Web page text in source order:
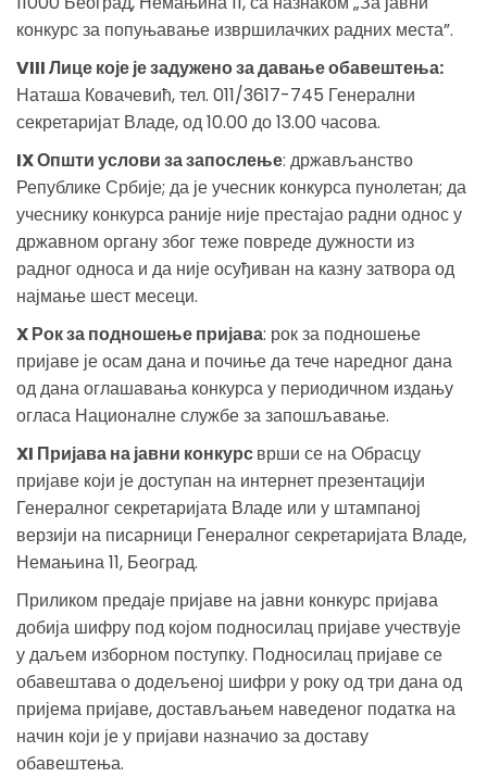
конкурс за попуњавање извршилачких радних места”.
VIII Лице које је задужено за давање обавештења:
Наташа Ковачевић, тел. 011/3617-745 Генерални
секретаријат Владе, од 10.00 до 13.00 часова.
IX Општи услови за запослење: држављанство
Републике Србије; да је учесник конкурса пунолетан; да
учеснику конкурса раније није престајао радни однос у
државном органу због теже повреде дужности из
радног односа и да није осуђиван на казну затвора од
најмање шест месеци.
X Рок за подношење пријава: рок за подношење
пријаве је осам дана и почиње да тече наредног дана
од дана оглашавања конкурса у периодичном издању
огласа Националне службе за запошљавање.
XI Пријава на јавни конкурсврши се на Обрасцу
пријаве који је доступан на интернет презентацији
Генералног секретаријата Владе или у штампаној
верзији на писарници Генералног секретаријата Владе,
Немањина 11, Београд.
Приликом предаје пријаве на јавни конкурс пријава
добија шифру под којом подносилац пријаве учествује
у даљем изборном поступку. Подносилац пријаве се
обавештава о додељеној шифри у року од три дана од
пријема пријаве, достављањем наведеног податка на
начин који је у пријави назначио за доставу
обавештења.